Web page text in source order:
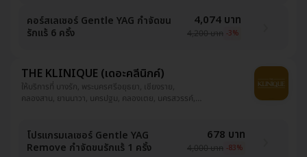
คอร์สเลเซอร์ Gentle YAG กำจัดขน
รักแร้ 6 ครั้ง
4,074 บาท
4,200 บาท -3%
THE KLINIQUE (เดอะคลีนิกค์)
ให้บริการที่ บางรัก, พระนครศรีอยุธยา, เชียงราย,
คลองสาน, ยานนาวา, นครปฐม, คลองเตย, นครสวรรค์,
บางนา, ปทุมธานี, นนทบุรี, นครราชสีมา, ห้วยขวาง,
ประเวศ, บางกะปิ, สงขลา, ขอนแก่น, บางกอกน้อย,
โปรแกรมเลเซอร์ Gentle YAG
Remove กำจัดขนรักแร้ 1 ครั้ง
678 บาท
4,000 บาท -83%